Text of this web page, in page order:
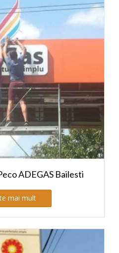
ADEGAS Bailesti
mai mult